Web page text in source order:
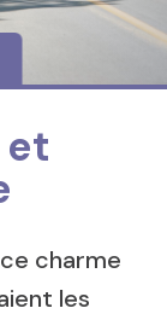
charme
les